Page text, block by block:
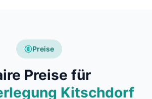
Preise
Preise für
Kitschdorf